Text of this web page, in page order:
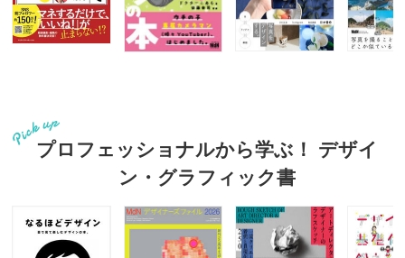
プロフェッショナルから学ぶ！ デザイ
ン・グラフィック書